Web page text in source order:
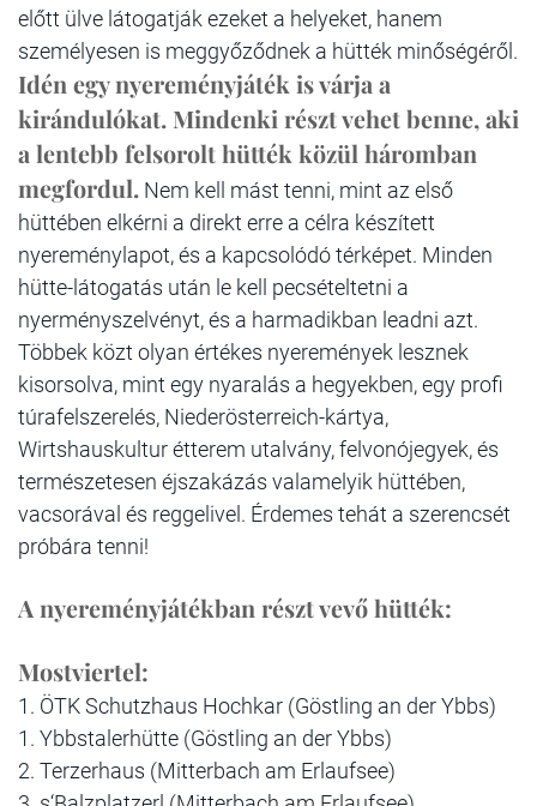
előtt ülve látogatják ezeket a helyeket, hanem
személyesen is meggyőződnek a hütték minőségéről.
Idén egy nyereményjáték is várja a
kirándulókat. Mindenki részt vehet benne, aki
a lentebb felsorolt hütték közül háromban
megfordul. Nem kell mást tenni, mint az első
hüttében elkérni a direkt erre a célra készített
nyereménylapot, és a kapcsolódó térképet. Minden
hütte-látogatás után le kell pecsételtetni a
nyerményszelvényt, és a harmadikban leadni azt.
Többek közt olyan értékes nyeremények lesznek
kisorsolva, mint egy nyaralás a hegyekben, egy profi
túrafelszerelés, Niederösterreich-kártya,
Wirtshauskultur étterem utalvány, felvonójegyek, és
természetesen éjszakázás valamelyik hüttében,
vacsorával és reggelivel. Érdemes tehát a szerencsét
próbára tenni!
A nyereményjátékban részt vevő hütték:
Mostviertel:
1. ÖTK Schutzhaus Hochkar (Göstling an der Ybbs)
1. Ybbstalerhütte (Göstling an der Ybbs)
2. Terzerhaus (Mitterbach am Erlaufsee)